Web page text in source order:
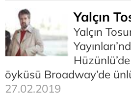
Yalçın
Yalçın
öyküsü Broadway’de
27.02.2019